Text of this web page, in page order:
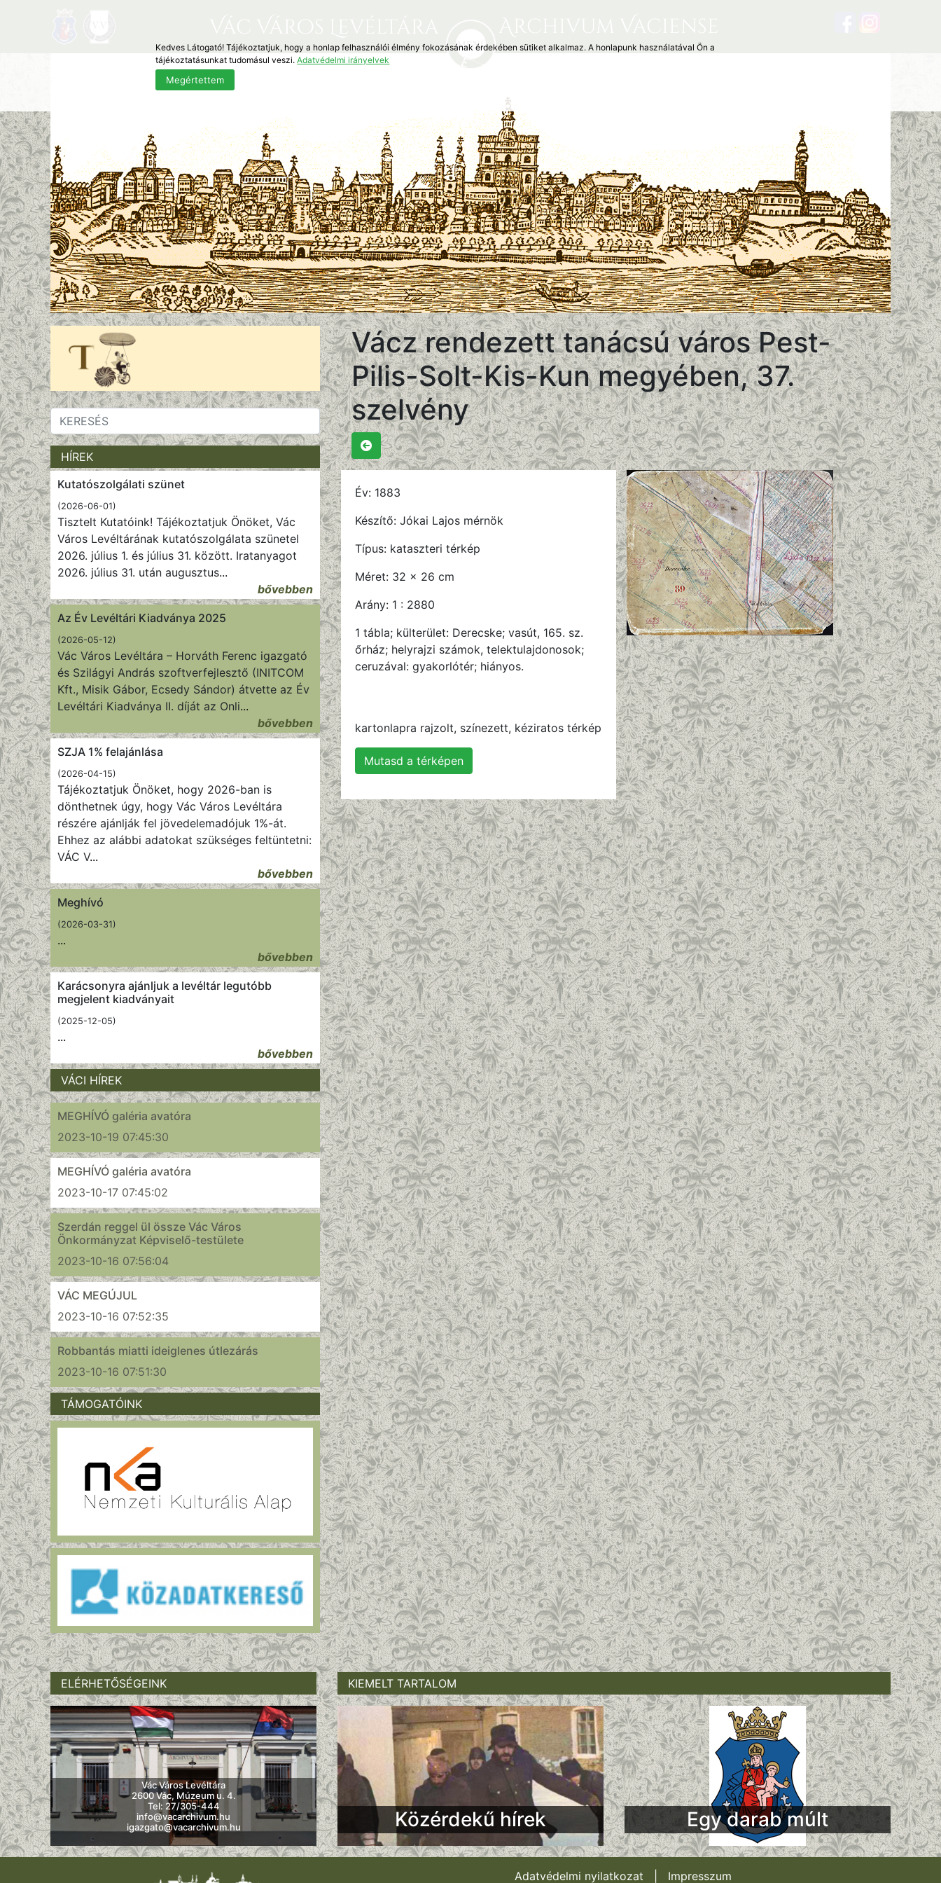
HÍREK
Kutatószolgálati szünet
(2026-06-01)
Tisztelt Kutatóink! Tájékoztatjuk Önöket, Vác
Város Levéltárának kutatószolgálata szünetel
2026. július 1. és július 31. között. Iratanyagot
2026. július 31. után augusztus...
bővebben
Az Év Levéltári Kiadványa 2025
(2026-05-12)
Vác Város Levéltára – Horváth Ferenc igazgató
és Szilágyi András szoftverfejlesztő (INITCOM
Kft., Misik Gábor, Ecsedy Sándor) átvette az Év
Levéltári Kiadványa II. díját az Onli...
bővebben
SZJA 1% felajánlása
(2026-04-15)
Tájékoztatjuk Önöket, hogy 2026-ban is
dönthetnek úgy, hogy Vác Város Levéltára
részére ajánlják fel jövedelemadójuk 1%-át.
Ehhez az alábbi adatokat szükséges feltüntetni:
VÁC V...
bővebben
Meghívó
(2026-03-31)
...
bővebben
Karácsonyra ajánljuk a levéltár legutóbb
megjelent kiadványait
(2025-12-05)
...
bővebben
VÁCI HÍREK
MEGHÍVÓ galéria avatóra
2023-10-19 07:45:30
MEGHÍVÓ galéria avatóra
2023-10-17 07:45:02
Szerdán reggel ül össze Vác Város
Önkormányzat Képviselő-testülete
2023-10-16 07:56:04
VÁC MEGÚJUL
2023-10-16 07:52:35
Robbantás miatti ideiglenes útlezárás
2023-10-16 07:51:30
TÁMOGATÓINK
Vácz rendezett tanácsú város Pest-
Pilis-Solt-Kis-Kun megyében, 37.
szelvény
Év: 1883
Készítő: Jókai Lajos mérnök
Típus: kataszteri térkép
Méret: 32 x 26 cm
Arány: 1 : 2880
1 tábla; külterület: Derecske; vasút, 165. sz.
őrház; helyrajzi számok, telektulajdonosok;
ceruzával: gyakorlótér; hiányos.
kartonlapra rajzolt, színezett, kéziratos térkép
Mutasd a térképen
ELÉRHETŐSÉGEINK
Vác Város Levéltára
2600 Vác, Múzeum u. 4.
Tel: 27/305-444
info@vacarchivum.hu
igazgato@vacarchivum.hu
KIEMELT TARTALOM
Közérdekű hírek Egy darab múlt
Adatvédelmi nyilatkozat Impresszum
Kedves Látogató! Tájékoztatjuk, hogy a honlap felhasználói élmény fokozásának érdekében sütiket alkalmaz. A honlapunk használatával Ön a
tájékoztatásunkat tudomásul veszi.Adatvédelmi irányelvek
Megértettem